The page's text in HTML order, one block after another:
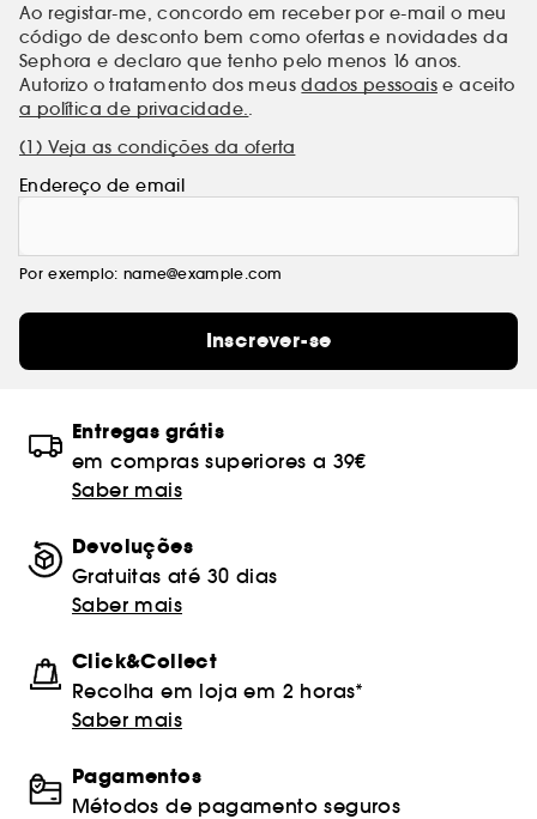
Ao registar-me, concordo em receber por e-mail o meu
código de desconto bem como ofertas e novidades da
Sephora e declaro que tenho pelo menos 16 anos.
Autorizo o tratamento dos meusdados pessoais e aceito
a política de privacidade..
(1) Veja as condições da oferta
Endereço de email
Por exemplo: name@example.com
Inscrever-se
Entregas grátis
em compras superiores a 39€
Saber mais
Devoluções
Gratuitas até 30 dias
Saber mais
Click&Collect
Recolha em loja em 2 horas*
Saber mais
Pagamentos
Métodos de pagamento seguros